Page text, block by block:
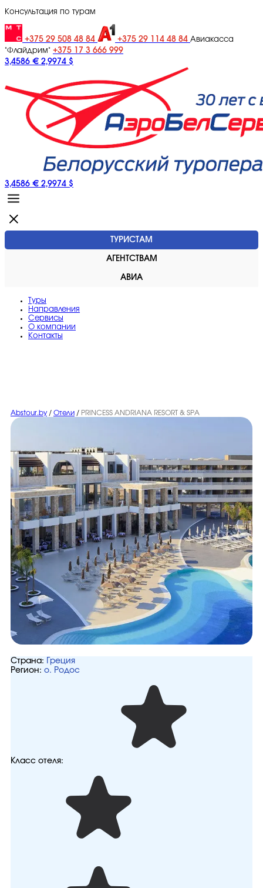
Консультация по турам
+375 29 508 48 84 +375 29 114 48 84 Авиакасса
"Флайдрим" +375 17 3 666 999
3,4586 € 2,9974 $
3,4586 € 2,9974 $
ТУРИСТАМ
АГЕНТСТВАМ
АВИА
Туры
Направления
Сервисы
O компании
Контакты
Abstour.by / Отели / PRINCESS ANDRIANA RESORT & SPA
Страна:
Греция
Регион: о. Родос
Класс отеля: